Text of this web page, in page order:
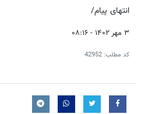
انتهای پیام/
۳ مهر ۱۴۰۲ - ۰۸:۱۶
کد مطلب: 42952